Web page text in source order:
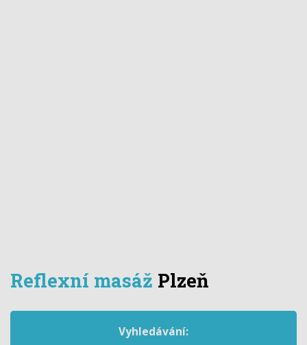
Reflexní masáž Plzeň
Vyhledávání: